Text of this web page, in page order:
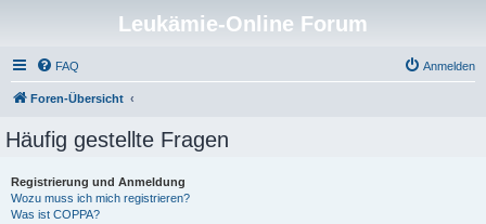
Leukämie-Online Forum
FAQ Anmelden
Foren-Übersicht
Häufig gestellte Fragen
Registrierung und Anmeldung
Wozu muss ich mich registrieren?
Was ist COPPA?